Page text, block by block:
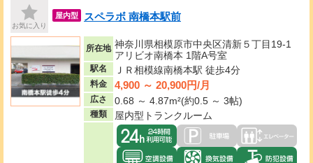
お気に入り
屋内型 スペラボ 南橋本駅前
所在地 神奈川県相模原市中央区清新５丁目19-1
アリビオ南橋本 1階A号室
駅名 ＪＲ相模線南橋本駅 徒歩4分
料金 4,900 ～ 20,900円/月
広さ 0.68 ～ 4.87m²(約0.5 ～ 3帖)
種類 屋内型トランクルーム